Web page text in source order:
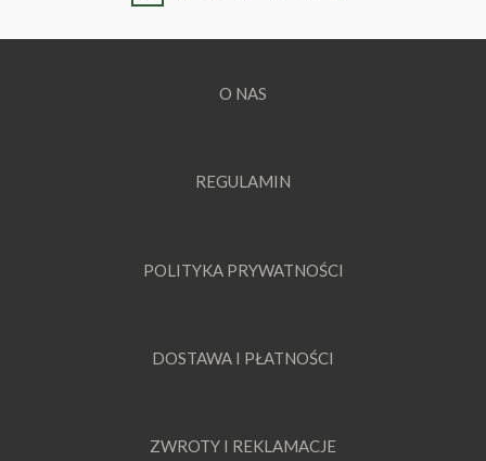
O NAS
REGULAMIN
POLITYKA PRYWATNOŚCI
DOSTAWA I PŁATNOŚCI
ZWROTY I REKLAMACJE